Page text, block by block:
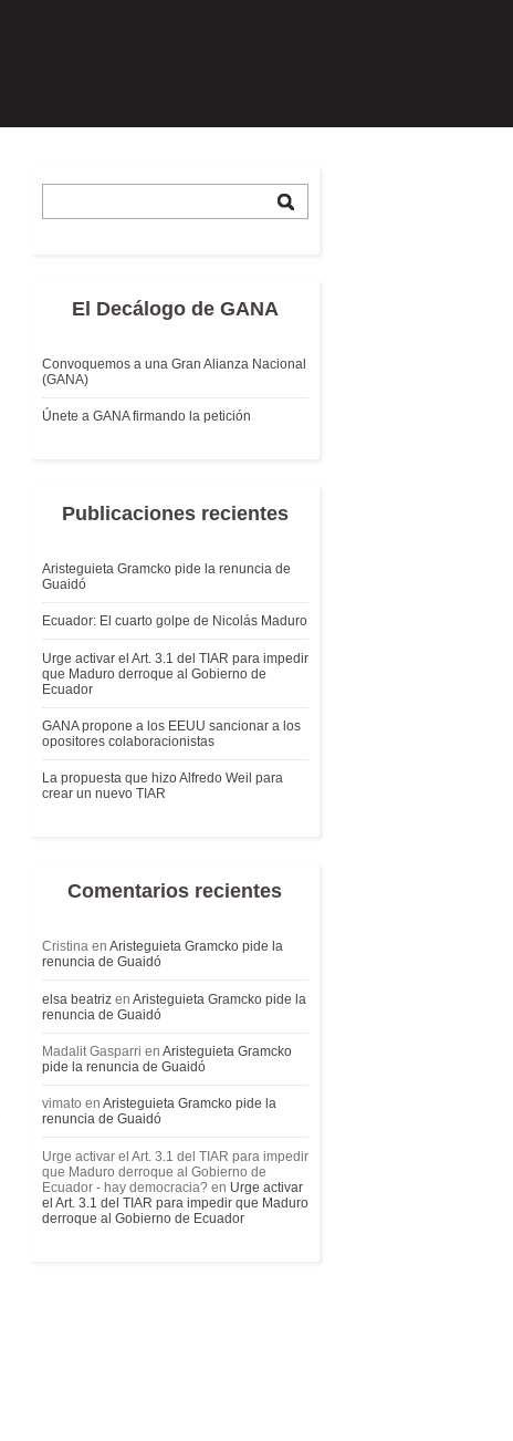
El Decálogo de GANA
Convoquemos a una Gran Alianza Nacional
(GANA)
Únete a GANA firmando la petición
Publicaciones recientes
Aristeguieta Gramcko pide la renuncia de
Guaidó
Ecuador: El cuarto golpe de Nicolás Maduro
Urge activar el Art. 3.1 del TIAR para impedir
que Maduro derroque al Gobierno de
Ecuador
GANA propone a los EEUU sancionar a los
opositores colaboracionistas
La propuesta que hizo Alfredo Weil para
crear un nuevo TIAR
Comentarios recientes
Cristinaen Aristeguieta Gramcko pide la
renuncia de Guaidó
elsa beatrizen Aristeguieta Gramcko pide la
renuncia de Guaidó
Madalit Gasparri en Aristeguieta Gramcko
pide la renuncia de Guaidó
vimato en Aristeguieta Gramcko pide la
renuncia de Guaidó
Urge activar el Art. 3.1 del TIAR para impedir
que Maduro derroque al Gobierno de
Ecuador - hay democracia?en Urge activar
el Art. 3.1 del TIAR para impedir que Maduro
derroque al Gobierno de Ecuador